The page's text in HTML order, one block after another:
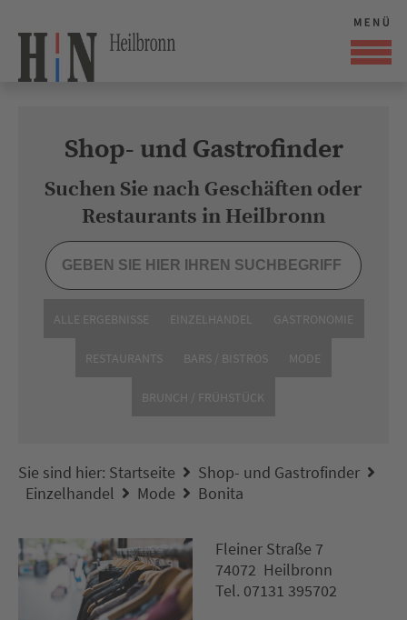
Shop- und Gastrofinder
Suchen Sie nach Geschäften oder
Restaurants in Heilbronn
ALLE ERGEBNISSE EINZELHANDEL GASTRONOMIE
RESTAURANTS BARS / BISTROS MODE
BRUNCH / FRÜHSTÜCK
Sie sind hier: Startseite
Shop- und Gastrofinder
Einzelhandel
Mode Bonita
Fleiner Straße 7
74072 Heilbronn
Tel. 07131 395702